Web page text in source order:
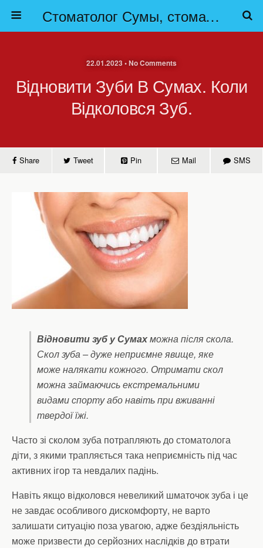
Стоматолог Сумы, стоматологические клиники Сумы, детская стоматология в Сумах. | Частная стоматология Сумы
22.01.2023 • No Comments
Відновити Зуби В Сумах. Коли
Відколовся Зуб.
Share Tweet Pin Mail SMS
Відновити зуб у Сумахможна після скола.
Скол зуба – дуже неприємне явище, яке
може налякати кожного. Отримати скол
можна займаючись екстремальними
видами спорту або навіть при вживанні
твердої їжі.
Часто зі сколом зуба потрапляють до стоматолога
діти, з якими трапляється така неприємність під час
активних ігор та невдалих падінь.
Навіть якщо відколовся невеликий шматочок зуба і це
не завдає особливого дискомфорту, не варто
залишати ситуацію поза увагою, адже бездіяльність
може призвести до серйозних наслідків до втрати